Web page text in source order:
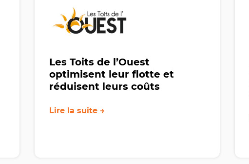
Les Toits de l’Ouest
optimisent leur flotte et
réduisent leurs coûts
Lire la suite →